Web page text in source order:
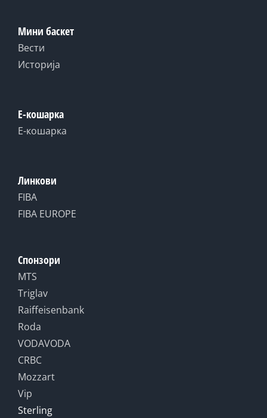
Мини баскет
Вести
Историја
Е-кошарка
Е-кошарка
Линкови
FIBA
FIBA EUROPE
Спонзори
MTS
Triglav
Raiffeisenbank
Roda
VODAVODA
CRBC
Mozzart
Vip
Sterling